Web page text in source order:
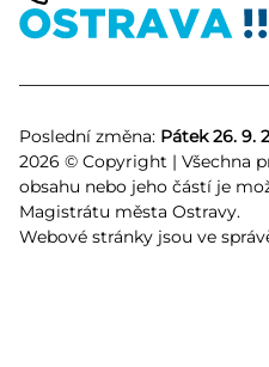
Poslední změna: Pátek 26. 9.
2026 © Copyright | Všechna
obsahu nebo jeho částí je
Magistrátu města Ostravy.
Webové stránky jsou ve